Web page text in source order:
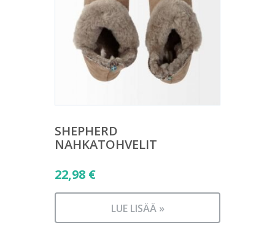
SHEPHERD
NAHKATOHVELIT
22,98 €
LUE LISÄÄ »